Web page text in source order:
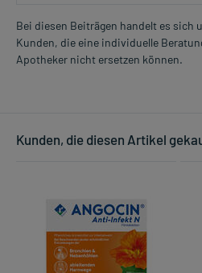
Bei diesen Beiträgen handelt es sich
Kunden, die eine individuelle
Apotheker nicht ersetzen können.
Kunden, die diesen Artikel